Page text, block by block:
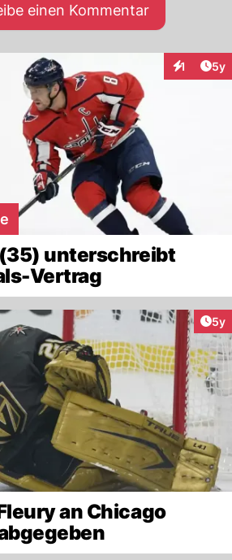
einen Kommentar
1 5y
unterschreibt
Vertrag
5y
an Chicago